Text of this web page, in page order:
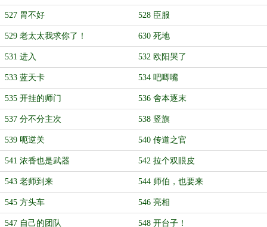
沽酒弄青梅加更）
527 胃不好 528 臣服
529 老太太我求你了！ 630 死地
531 进入 532 欧阳哭了
533 蓝天卡 534 吧唧嘴
535 开挂的师门 536 舍本逐末
537 分不分主次 538 竖旗
539 呃逆关 540 传道之官
541 浓香也是武器 542 拉个双眼皮
543 老师到来 544 师伯，也要来
545 方头车 546 亮相
547 自己的团队 548 开台子！